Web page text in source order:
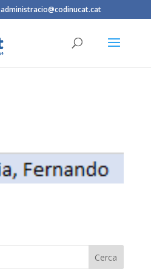
administracio@codinucat.cat